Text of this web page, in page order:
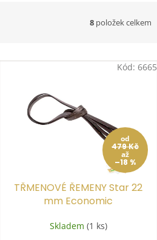
8 položek celkem
od
479 Kč
až
–18 %
TŘMENOVÉ ŘEMENY Star 22
mm Economic
Skladem (1 ks)
Kód: 6665